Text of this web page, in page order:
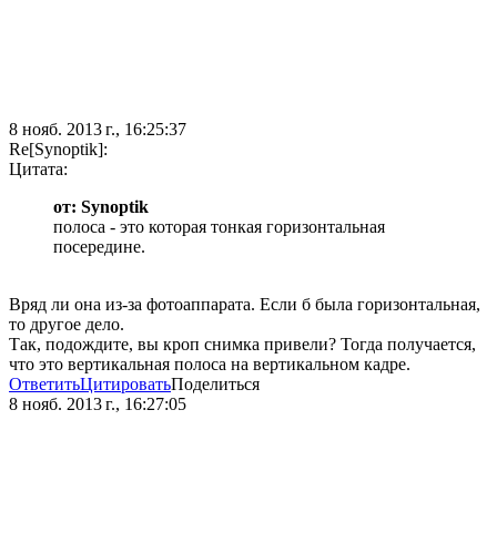
8 нояб. 2013 г., 16:25:37
Re[Synoptik]:
Цитата:
от: Synoptik
полоса - это которая тонкая горизонтальная
посередине.
Вряд ли она из-за фотоаппарата. Если б была горизонтальная,
то другое дело.
Так, подождите, вы кроп снимка привели? Тогда получается,
что это вертикальная полоса на вертикальном кадре.
ОтветитьЦитироватьПоделиться
8 нояб. 2013 г., 16:27:05